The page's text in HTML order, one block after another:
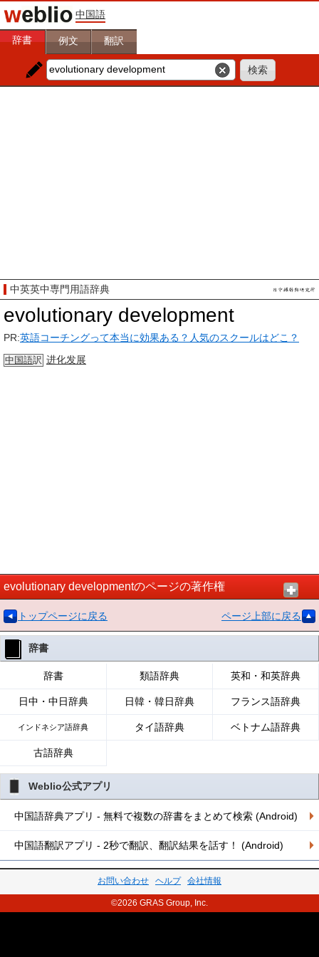
中国語
辞書 例文 翻訳
中英英中専門用語辞典
evolutionary development
PR:英語コーチングって本当に効果ある？人気のスクールはどこ？
中国語訳 进化发展
evolutionary developmentのページの著作権
トップページに戻る ページ上部に戻る
辞書
辞書 類語辞典 英和・和英辞典
日中・中日辞典 日韓・韓日辞典 フランス語辞典
インドネシア語辞典 タイ語辞典 ベトナム語辞典
古語辞典
Weblio公式アプリ
中国語辞典アプリ - 無料で複数の辞書をまとめて検索 (Android)
中国語翻訳アプリ - 2秒で翻訳、翻訳結果を話す！ (Android)
お問い合わせ ヘルプ 会社情報
©2026 GRAS Group, Inc.